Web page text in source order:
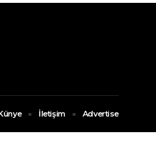
İletişim Advertise